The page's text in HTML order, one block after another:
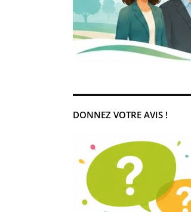
DONNEZ VOTRE AVIS !